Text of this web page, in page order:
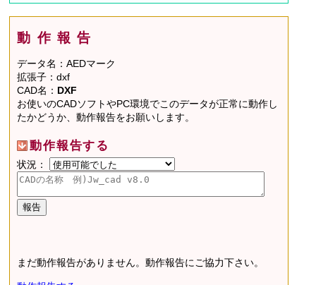
動作報告
データ名：AEDマーク
拡張子：dxf
CAD名： DXF
お使いのCADソフトやPC環境でこのデータが正常に動作し
たかどうか、動作報告をお願いします。
動作報告する
状況：
まだ動作報告がありません。動作報告にご協力下さい。